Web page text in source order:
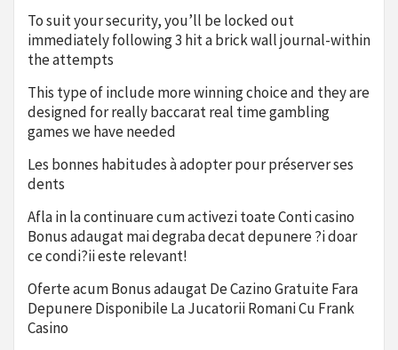
To suit your security, you’ll be locked out
immediately following 3 hit a brick wall journal-within
the attempts
This type of include more winning choice and they are
designed for really baccarat real time gambling
games we have needed
Les bonnes habitudes à adopter pour préserver ses
dents
Afla in la continuare cum activezi toate Conti casino
Bonus adaugat mai degraba decat depunere ?i doar
ce condi?ii este relevant!
Oferte acum Bonus adaugat De Cazino Gratuite Fara
Depunere Disponibile La Jucatorii Romani Cu Frank
Casino